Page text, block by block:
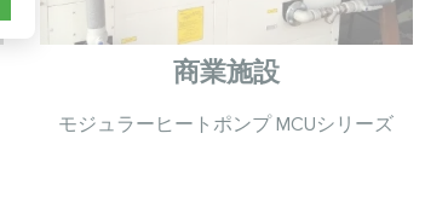
商業施設
モジュラーヒートポンプ MCUシリーズ